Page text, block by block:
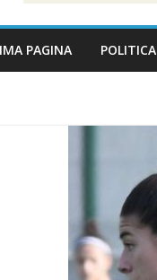
PAGINA POLITICA